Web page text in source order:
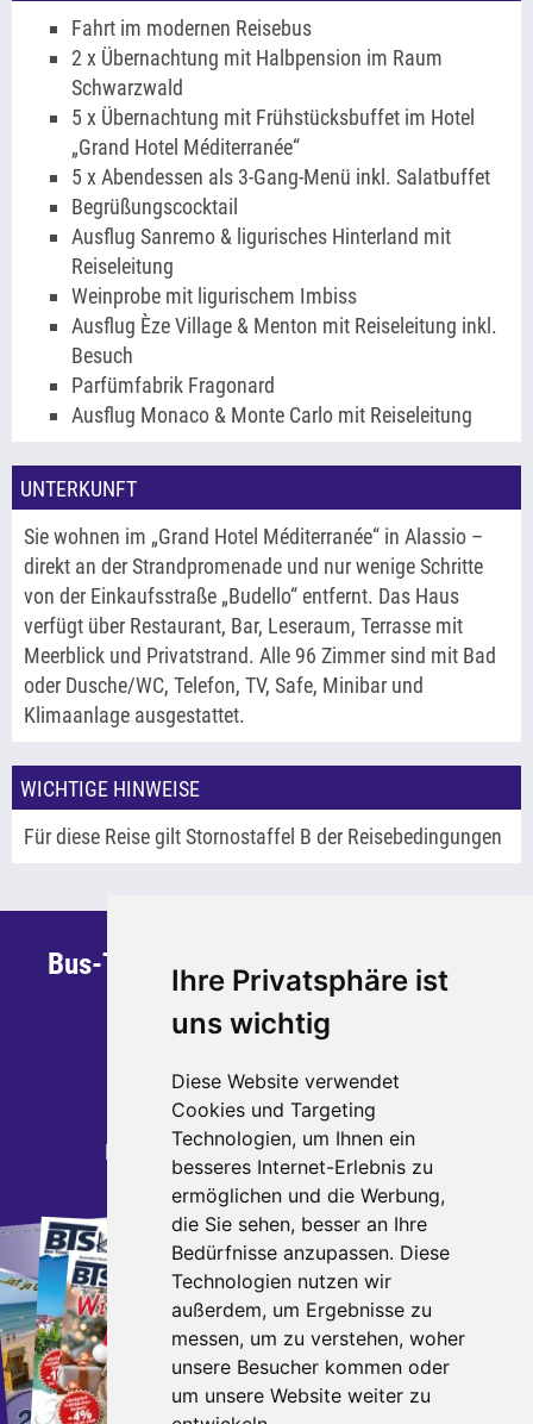
Ihre Privatsphäre ist
uns wichtig
Diese Website verwendet
Cookies und Targeting
Technologien, um Ihnen ein
besseres Internet-Erlebnis zu
ermöglichen und die Werbung,
die Sie sehen, besser an Ihre
Bedürfnisse anzupassen. Diese
Technologien nutzen wir
außerdem, um Ergebnisse zu
messen, um zu verstehen, woher
unsere Besucher kommen oder
um unsere Website weiter zu
Fahrt im modernen Reisebus
2 x Übernachtung mit Halbpension im Raum
Schwarzwald
5 x Übernachtung mit Frühstücksbuffet im Hotel
„Grand Hotel Méditerranée“
5 x Abendessen als 3-Gang-Menü inkl. Salatbuffet
Begrüßungscocktail
Ausflug Sanremo & ligurisches Hinterland mit
Reiseleitung
Weinprobe mit ligurischem Imbiss
Ausflug Èze Village & Menton mit Reiseleitung inkl.
Besuch
Parfümfabrik Fragonard
Ausflug Monaco & Monte Carlo mit Reiseleitung
UNTERKUNFT
Sie wohnen im „Grand Hotel Méditerranée“ in Alassio –
direkt an der Strandpromenade und nur wenige Schritte
von der Einkaufsstraße „Budello“ entfernt. Das Haus
verfügt über Restaurant, Bar, Leseraum, Terrasse mit
Meerblick und Privatstrand. Alle 96 Zimmer sind mit Bad
oder Dusche/WC, Telefon, TV, Safe, Minibar und
Klimaanlage ausgestattet.
WICHTIGE HINWEISE
Für diese Reise gilt Stornostaffel B der Reisebedingungen
Bus-Team Sauerland GmbH & Co. KG
Steinstraße 30
59872 Meschede
Telefon: 0291 - 95 270 700
Telefax: 0291 - 95 270 799
E-Mail:
kontakt busteamsauerland.de
Katalogbestellung
Bestellen Sie jetzt unsere
aktuellen Kataloge.
direkt zur Bestellung